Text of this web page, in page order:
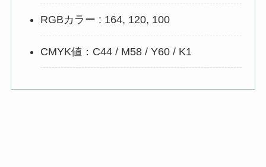
RGBカラー : 164, 120, 100
CMYK値：C44 / M58 / Y60 / K1